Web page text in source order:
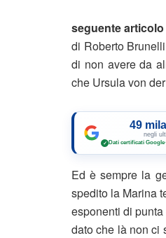
seguente
di Roberto
di non avere da
che Ursula von
49
negli
✓ Dati certificati Google·
Ed è sempre la
spedito la Marina
esponenti di
dato che là non ci